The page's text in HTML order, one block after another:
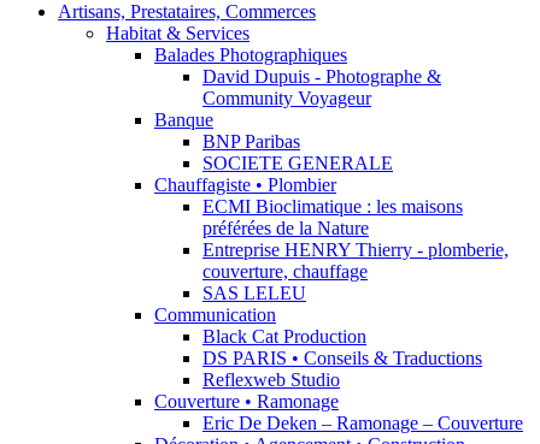
Artisans, Prestataires, Commerces
Habitat & Services
Balades Photographiques
David Dupuis - Photographe &
Community Voyageur
Banque
BNP Paribas
SOCIETE GENERALE
Chauffagiste • Plombier
ECMI Bioclimatique : les maisons
préférées de la Nature
Entreprise HENRY Thierry - plomberie,
couverture, chauffage
SAS LELEU
Communication
Black Cat Production
DS PARIS • Conseils & Traductions
Reflexweb Studio
Couverture • Ramonage
Eric De Deken – Ramonage – Couverture